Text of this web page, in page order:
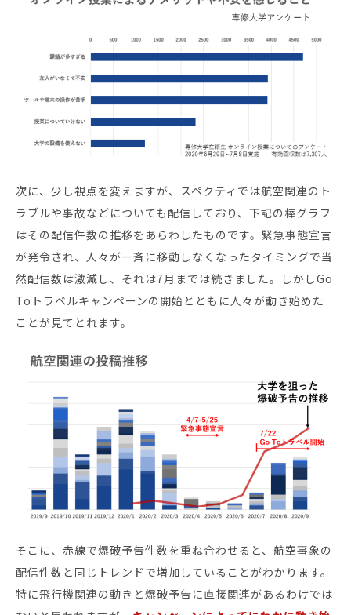
次に、少し視点を変えますが、スペクティでは航空関連のト
ラブルや事故などについても配信しており、下記の棒グラフ
はその配信件数の推移をあらわしたものです。緊急事態宣言
が発令され、人々が一斉に移動しなくなったタイミングで当
然配信数は激減し、それは7月までは続きました。しかしGo
Toトラベルキャンペーンの開始とともに人々が動き始めた
ことが見てとれます。
そこに、赤線で爆破予告件数を重ね合わせると、航空事象の
配信件数と同じトレンドで増加していることがわかります。
特に飛行機関連の動きと爆破予告に直接関連があるわけでは